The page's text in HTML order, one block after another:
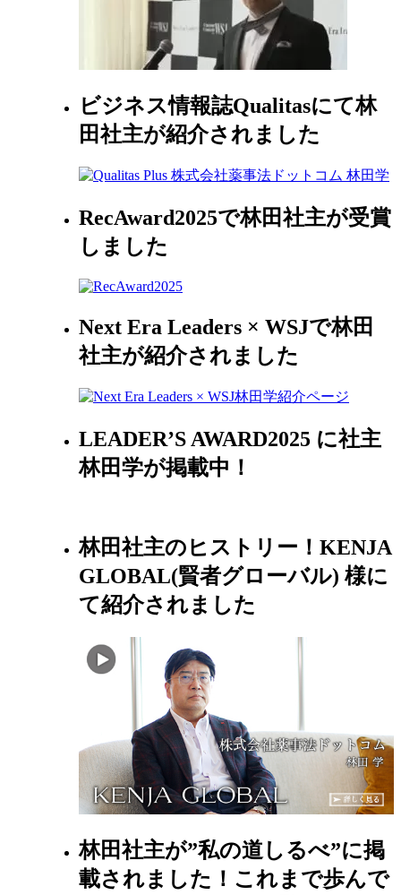
ビジネス情報誌Qualitasにて林
田社主が紹介されました
RecAward2025で林田社主が受賞
しました
Next Era Leaders × WSJで林田
社主が紹介されました
LEADER’S AWARD2025 に社主
林田学が掲載中！
林田社主のヒストリー！KENJA
GLOBAL(賢者グローバル) 様に
て紹介されました
林田社主が”私の道しるべ”に掲
載されました！これまで歩んで